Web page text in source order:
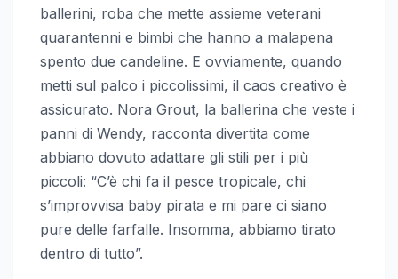
ballerini, roba che mette assieme veterani
quarantenni e bimbi che hanno a malapena
spento due candeline. E ovviamente, quando
metti sul palco i piccolissimi, il caos creativo è
assicurato. Nora Grout, la ballerina che veste i
panni di Wendy, racconta divertita come
abbiano dovuto adattare gli stili per i più
piccoli: “C’è chi fa il pesce tropicale, chi
s’improvvisa baby pirata e mi pare ci siano
pure delle farfalle. Insomma, abbiamo tirato
dentro di tutto”.